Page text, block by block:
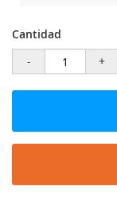
Cantidad
-
+